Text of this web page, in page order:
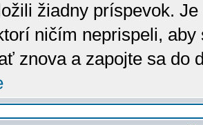
žiadny príspevok.
ničím neprispeli,
znova a zapojte sa do